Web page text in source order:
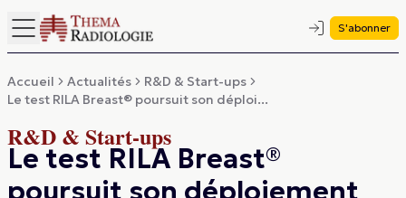
S'abonner
Accueil Actualités
R&D & Start-ups
Le test RILA Breast® poursuit son déploi...
R&D & Start-ups
Le test RILA Breast®
poursuit son déploiement